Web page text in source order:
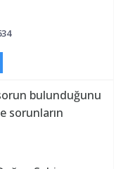
bulunduğunu
sorunların